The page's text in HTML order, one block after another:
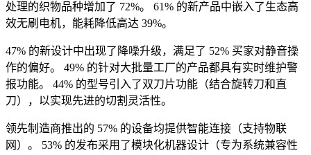
处理的织物品种增加了 72%。 61% 的新产品中嵌入了生态高
效无刷电机，能耗降低高达 39%。
47% 的新设计中出现了降噪升级，满足了 52% 买家对静音操
作的偏好。 49% 的针对大批量工厂的产品都具有实时维护警
报功能。 44% 的型号引入了双刀片功能（结合旋转刀和直
刀），以实现先进的切割灵活性。
领先制造商推出的 57% 的设备均提供智能连接（支持物联
网）。 53% 的发布采用了模块化机器设计（专为系统兼容性